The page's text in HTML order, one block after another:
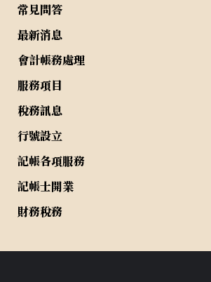
常見問答
最新消息
會計帳務處理
服務項目
稅務訊息
行號設立
記帳各項服務
記帳士開業
財務稅務